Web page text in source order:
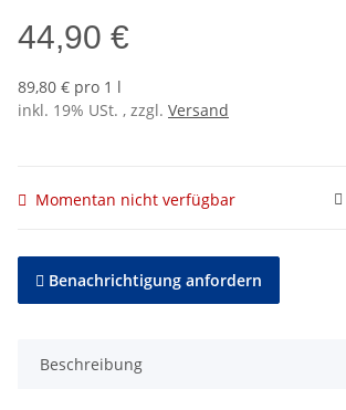
44,90 €
89,80 € pro 1 l
inkl. 19% USt. , zzgl. Versand
Momentan nicht verfügbar
Benachrichtigung anfordern
Beschreibung